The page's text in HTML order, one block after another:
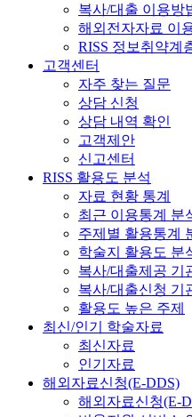
복사/대출 이용방
해외전자자료 이
RISS 정보취약계
고객센터
자주 찾는 질문
상담 신청
상담 내역 확인
고객제안
신고센터
RISS 활용도 분석
자료 현황 통계
최근 이용통계 분
주제별 활용통계
학술지 활용도 분
복사/대출제공 기
복사/대출신청 기
활용도 높은 주제
최신/인기 학술자료
최신자료
인기자료
해외자료신청(E-DDS)
해외자료신청(E-